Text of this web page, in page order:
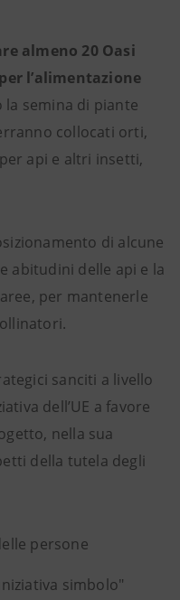
almeno 20 Oasi
l’alimentazione
la semina di piante
collocati orti,
api e altri insetti,
di alcune
abitudini delle api e la
per mantenerle
sanciti a livello
dell’UE a favore
nella sua
della tutela degli
persone
simbolo"